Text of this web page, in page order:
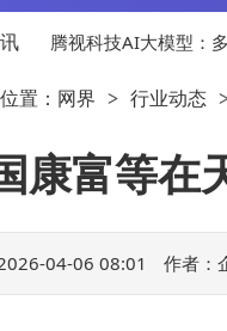
腾视科技AI大模型：多
新落地赋能智能新未来
置： 网界 > 行业动态
康富等在
04-06 08:01 作者：